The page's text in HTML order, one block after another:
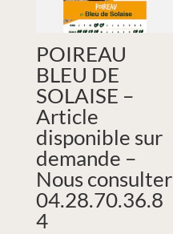
POIREAU
BLEU DE
SOLAISE –
Article
disponible sur
demande –
Nous consulter
04.28.70.36.8
4